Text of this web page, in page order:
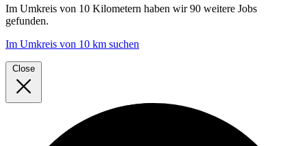
Im Umkreis von 10 Kilometern haben wir90 weitere Jobs
gefunden.
Im Umkreis von 10 km suchen
Close